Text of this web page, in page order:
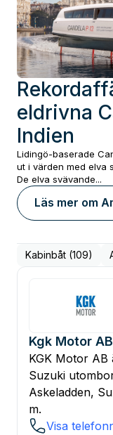
eldrivna
Indien
Lidingö-baserade
ut i värden med elva
De elva svävande...
Läs mer om
Kabinbåt (109)
Kgk Motor AB
KGK Motor AB
Suzuki
Askeladden,
m.
Visa